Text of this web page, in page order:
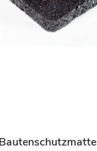
Bautenschutzmatte